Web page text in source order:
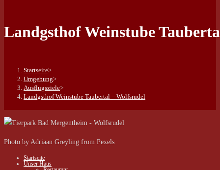
Landgsthof Weinstube
Startseite>
Umgebung>
Ausflugsziele>
Landgsthof Weinstube Taubertal – Wolfsrudel
Photo by Adriaan Greyling from Pexels
Startseite
Unser Haus